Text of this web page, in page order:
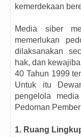
kemerdekaan
Media siber
memerlukan
dilaksanakan
hak, dan
40 Tahun 1999
Untuk itu
pengelola
Pedoman
1. Ruang